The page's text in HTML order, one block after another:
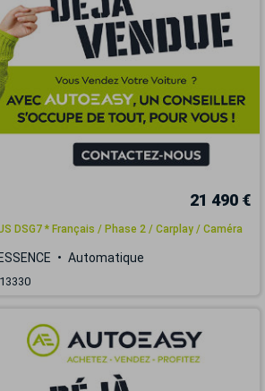
21 490 €
DSG7 * Français / Phase 2 / Carplay / Caméra
Automatique